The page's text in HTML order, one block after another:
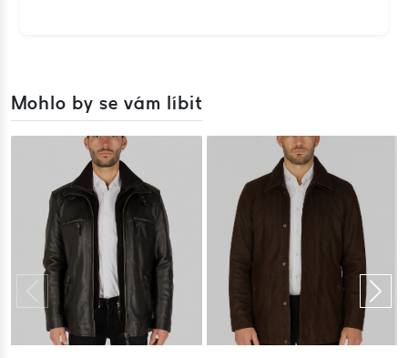
Mohlo by se vám líbit